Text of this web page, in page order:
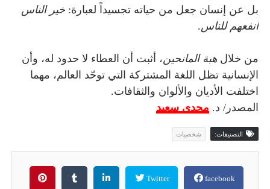
بل عن إنسان جعل من حياته تجسيداً لعبارة: خير الناس
أنفعهم للناس.
من خلال هبة المانحين، أثبت أن العطاء لا حدود له، وأن
الإنسانية تظل اللغة المشتركة التي توحّد العالم، مهما
اختلفت الأديان والألوان والثقافات.
المصدر/ د. مجدي سعيد
التصنيفات: شخصيات
facebook
Twitter